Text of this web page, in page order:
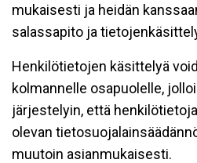
mukaisesti ja heidän
salassapito ja
Henkilötietojen käsittelyä
kolmannelle osapuolelle,
järjestelyin, että
olevan
muutoin asianmukaisesti.